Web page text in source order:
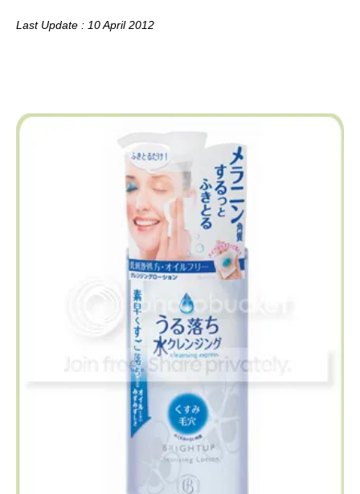
Last Update : 10 April 2012